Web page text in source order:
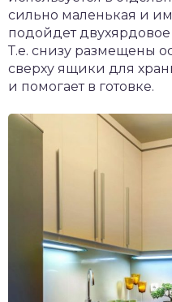
сильно маленькая и
подойдет
Т.е. снизу размещены
сверху ящики для
и помогает в готовке.